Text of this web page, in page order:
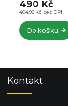
1 066,12 Kč bez
–35 % 1 990
1 290 Kč
Kontakt